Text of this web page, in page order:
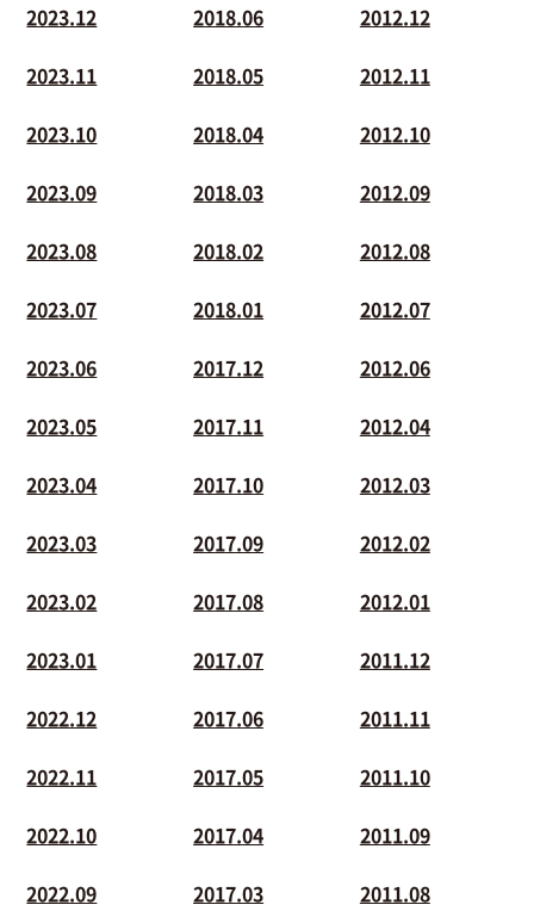
2023.12
2023.11
2023.10
2023.09
2023.08
2023.07
2023.06
2023.05
2023.04
2023.03
2023.02
2023.01
2022.12
2022.11
2022.10
2022.09
2018.06
2018.05
2018.04
2018.03
2018.02
2018.01
2017.12
2017.11
2017.10
2017.09
2017.08
2017.07
2017.06
2017.05
2017.04
2017.03
2012.12
2012.11
2012.10
2012.09
2012.08
2012.07
2012.06
2012.04
2012.03
2012.02
2012.01
2011.12
2011.11
2011.10
2011.09
2011.08